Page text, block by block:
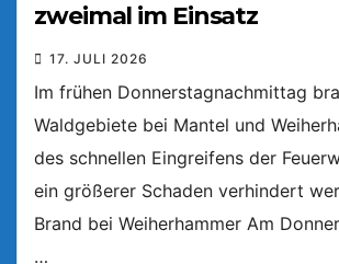
zweimal im Einsatz
17. JULI 2026
Im frühen Donnerstagnachmittag
Waldgebiete bei Mantel und
des schnellen Eingreifens der
ein größerer Schaden verhindert
Brand bei Weiherhammer Am
…